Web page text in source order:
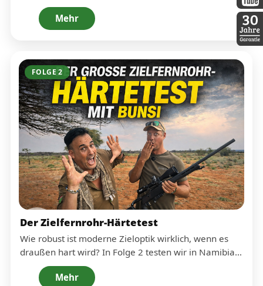
Bunsis Jagdoase. Direkt vor Ort startet die DDoptics
Praxis-Serie – dort, wo Zielfernrohre, Ferngläser und
Spektive nicht im Studio glänzen müssen, sondern im
Du siehst, wie Setup, Ausrüstung und Erwartungen
zusammenspielen: Beobachtung, Handling und
Vorbereitung für das, was in den nächsten Folgen
kommt – Tests unter realen Jagdbedingungen und
Präzision auf weite Distanz.
Mehr
FOLGE 2
Der Zielfernrohr-Härtetest
Wie robust ist moderne Zieloptik wirklich, wenn es
draußen hart wird? In Folge 2 testen wir in Namibia
bewusst extrem – Wasser, Stöße und Belastung – und
prüfen danach den entscheidenden Punkt: bleibt die
Mehr